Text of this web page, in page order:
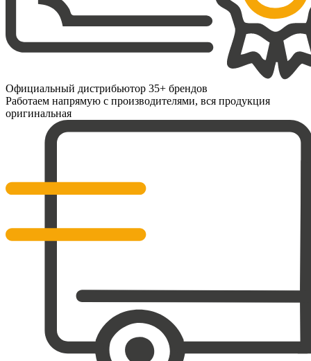
Официальный дистрибьютор 35+ брендов
Работаем напрямую с производителями, вся продукция
оригинальная